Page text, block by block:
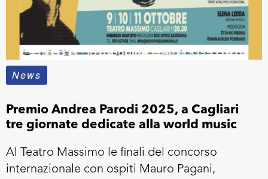
News
Premio Andrea Parodi 2025, a Cagliari
tre giornate dedicate alla world music
Al Teatro Massimo le finali del concorso
internazionale con ospiti Mauro Pagani,